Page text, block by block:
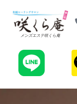
メンズエステ咲くら庵